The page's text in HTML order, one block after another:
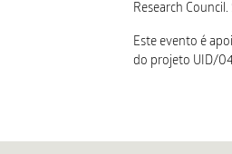
Research
Este evento é
do projeto UID/